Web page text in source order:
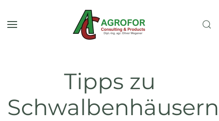
Skip to main content
Tipps zu
Schwalbenhäusern